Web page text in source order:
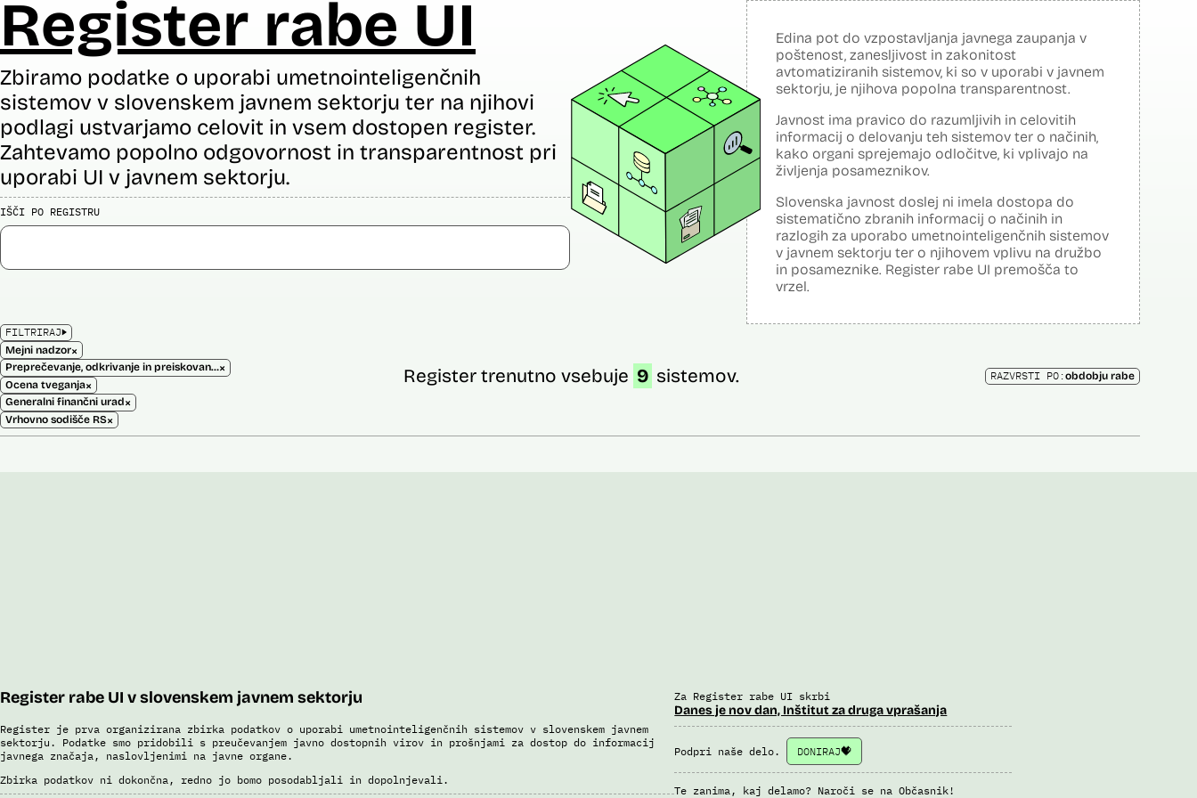
Register rabe UI
Zbiramo podatke o uporabi umetnointeligenčnih
sistemov v slovenskem javnem sektorju ter na njihovi
podlagi ustvarjamo celovit in vsem dostopen register.
Zahtevamo popolno odgovornost in transparentnost pri
uporabi UI v javnem sektorju.
IŠČI PO REGISTRU
Edina pot do vzpostavljanja javnega zaupanja v
poštenost, zanesljivost in zakonitost
avtomatiziranih sistemov, ki so v uporabi v javnem
sektorju, je njihova popolna transparentnost.
Javnost ima pravico do razumljivih in celovitih
informacij o delovanju teh sistemov ter o načinih,
kako organi sprejemajo odločitve, ki vplivajo na
življenja posameznikov.
Slovenska javnost doslej ni imela dostopa do
sistematično zbranih informacij o načinih in
razlogih za uporabo umetnointeligenčnih sistemov
v javnem sektorju ter o njihovem vplivu na družbo
in posameznike. Register rabe UI premošča to
vrzel.
FILTRIRAJ
Mejni nadzor×
Preprečevanje, odkrivanje in preiskovanje kaznivih dejanj×
Ocena tveganja×
Generalni finančni urad×
Vrhovno sodišče RS×
Register trenutno vsebuje 9 sistemov. RAZVRSTI PO:obdobju rabe
Register rabe UI v slovenskem javnem sektorju
Register je prva organizirana zbirka podatkov o uporabi umetnointeligenčnih sistemov v slovenskem javnem
sektorju. Podatke smo pridobili s preučevanjem javno dostopnih virov in prošnjami za dostop do informacij
javnega značaja, naslovljenimi na javne organe.
Zbirka podatkov ni dokončna, redno jo bomo posodabljali in dopolnjevali.
Za Register rabe UI skrbi
Danes je nov dan, Inštitut za druga vprašanja
Podpri naše delo. DONIRAJ
Te zanima, kaj delamo? Naroči se na Občasnik!